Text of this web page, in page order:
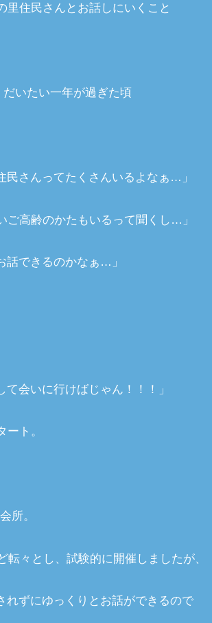
里住民さんとお話しにいくこと
いたい一年が過ぎた頃
民さんってたくさんいるよなぁ…」
ご高齢のかたもいるって聞くし…」
話できるのかなぁ…」
て会いに行けばじゃん！！！」
ト。
所。
々とし、試験的に開催しましたが、
れずにゆっくりとお話ができるので